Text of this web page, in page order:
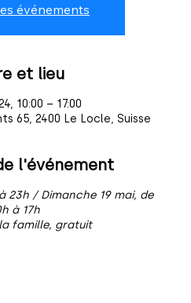
événements
et lieu
10:00 – 17:00
65, 2400 Le Locle, Suisse
l'événement
23h / Dimanche 19 mai, de
à 17h
famille, gratuit